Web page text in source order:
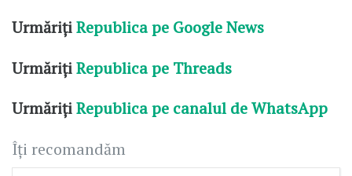
UrmărițiRepublica pe Google News
UrmărițiRepublica pe Threads
UrmărițiRepublica pe canalul de WhatsApp
Îți recomandăm